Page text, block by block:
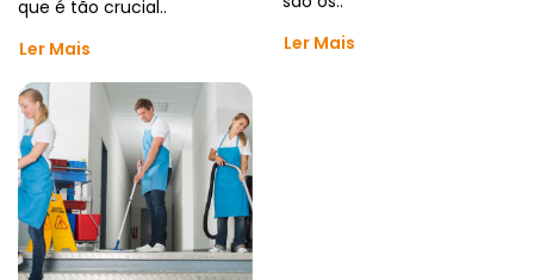
que é tão crucial..
Ler Mais
Ler Mais